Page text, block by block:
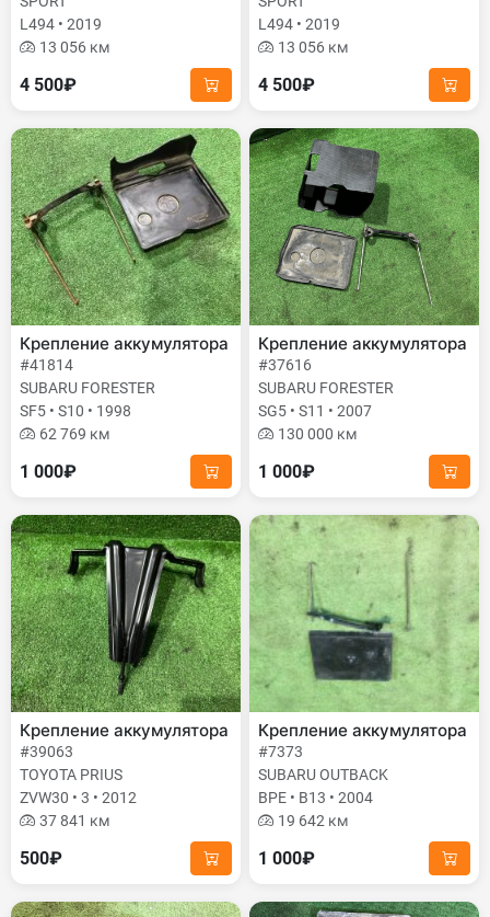
L494 • 2019
13 056 км
4 500₽
L494 • 2019
13 056 км
4 500₽
Крепление аккумулятора
#41814
SUBARU FORESTER
SF5 • S10 • 1998
62 769 км
1 000₽
Крепление аккумулятора
#37616
SUBARU FORESTER
SG5 • S11 • 2007
130 000 км
1 000₽
Крепление аккумулятора
#39063
TOYOTA PRIUS
ZVW30 • 3 • 2012
37 841 км
500₽
Крепление аккумулятора
#7373
SUBARU OUTBACK
BPE • B13 • 2004
19 642 км
1 000₽